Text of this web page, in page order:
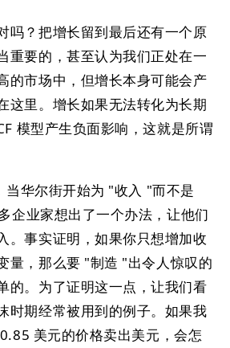
吗？把增长留到最后还有一个原
重要的，甚至认为我们正处在一
的市场中，但增长本身可能会产
这里。增长如果无法转化为长期
模型产生负面影响，这就是所谓
当华尔街开始为 "收入 "而不是
企业家想出了一个办法，让他们
。事实证明，如果你只想增加收
量，那么要 "制造 "出令人惊叹的
的。为了证明这一点，让我们看
时期经常被用到的例子。如果我
美元的价格卖出美元，会怎